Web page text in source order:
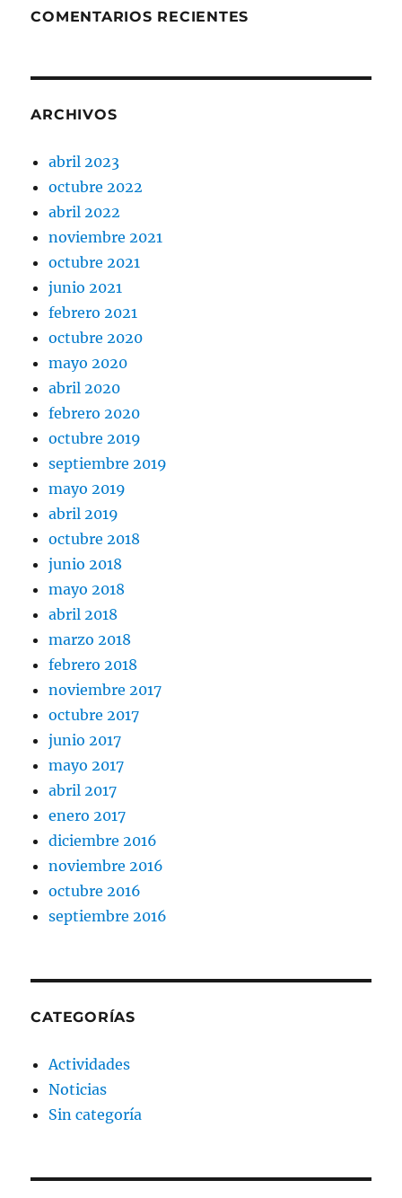
COMENTARIOS RECIENTES
ARCHIVOS
abril 2023
octubre 2022
abril 2022
noviembre 2021
octubre 2021
junio 2021
febrero 2021
octubre 2020
mayo 2020
abril 2020
febrero 2020
octubre 2019
septiembre 2019
mayo 2019
abril 2019
octubre 2018
junio 2018
mayo 2018
abril 2018
marzo 2018
febrero 2018
noviembre 2017
octubre 2017
junio 2017
mayo 2017
abril 2017
enero 2017
diciembre 2016
noviembre 2016
octubre 2016
septiembre 2016
CATEGORÍAS
Actividades
Noticias
Sin categoría